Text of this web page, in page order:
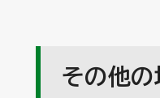
その他の